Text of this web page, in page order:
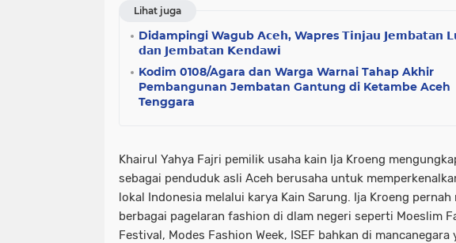
Lihat juga
Didampingi Wagub 𝗔𝗰𝗲𝗵, Wapres 𝗧𝗶𝗻𝗷𝗮𝘂 𝗝𝗲𝗺𝗯𝗮𝘁𝗮𝗻
𝗱𝗮𝗻 𝗝𝗲𝗺𝗯𝗮𝘁𝗮𝗻 𝗞𝗲𝗻𝗱𝗮𝘄𝗶
Kodim 0108/Agara dan Warga Warnai Tahap Akhir
Pembangunan Jembatan Gantung di Ketambe Aceh
Tenggara
Khairul Yahya Fajri pemilik usaha kain Ija Kroeng
sebagai penduduk asli Aceh berusaha untuk
lokal Indonesia melalui karya Kain Sarung. Ija Kroeng
berbagai pagelaran fashion di dlam negeri seperti Moeslim
Festival, Modes Fashion Week, ISEF bahkan di mancanegara